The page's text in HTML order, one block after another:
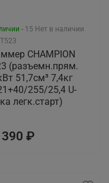
- 15 Нет в наличии
T523
CHAMPION
(разъемн.прям.
51,7см³ 7,4кг
255/25,4 U-
легк.старт)
390 ₽